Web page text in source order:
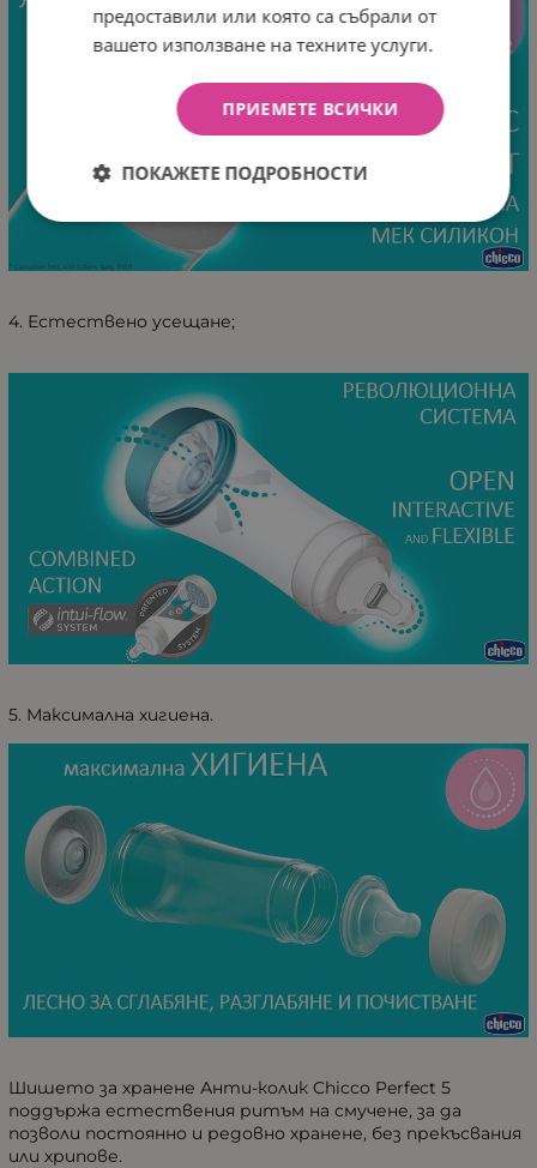
4. Естествено усещане;
5. Максимална хигиена.
Шишето за хранене Анти-колик Chicco Perfect 5
поддържа естествения ритъм на смучене, за да
позволи постоянно и редовно хранене, без прекъсвания
или хрипове.
предоставили или която са събрали от
вашето използване на техните услуги.
ПРИЕМЕТЕ ВСИЧКИ
ПОКАЖЕТЕ ПОДРОБНОСТИ